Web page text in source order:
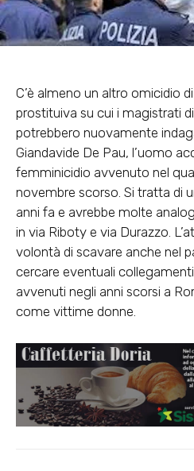
C’è almeno un altro omicidio
prostituiva su cui i magistrati
potrebbero nuovamente
Giandavide De Pau, l’uomo
femminicidio avvenuto nel
novembre scorso. Si tratta di
anni fa e avrebbe molte
in via Riboty e via Durazzo.
volontà di scavare anche nel
cercare eventuali
avvenuti negli anni scorsi a
come vittime donne.